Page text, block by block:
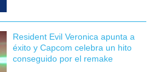
Resident Evil Veronica apunta a
éxito y Capcom celebra un hito
conseguido por el remake